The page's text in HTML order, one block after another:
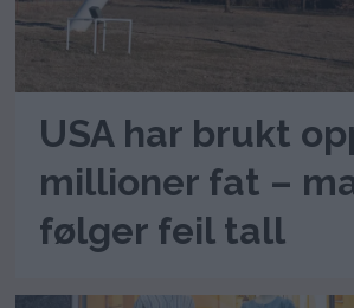
USA har brukt
millioner fat –
følger feil tall